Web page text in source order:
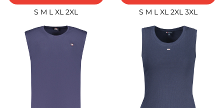
S M L XL 2XL
S M L XL 2XL 3XL